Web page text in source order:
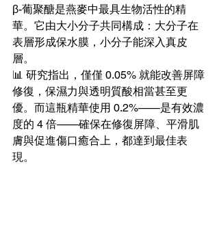
β-葡聚醣是燕麥中最具生物活性的精
華。它由大小分子共同構成：大分子在
表層形成保水膜，小分子能深入真皮
層。
📊 研究指出，僅僅 0.05% 就能改善屏障
修復，保濕力與透明質酸相當甚至更
優。而這瓶精華使用 0.2%——是有效濃
度的 4 倍——確保在修復屏障、平滑肌
膚與促進傷口癒合上，都達到最佳表
現。